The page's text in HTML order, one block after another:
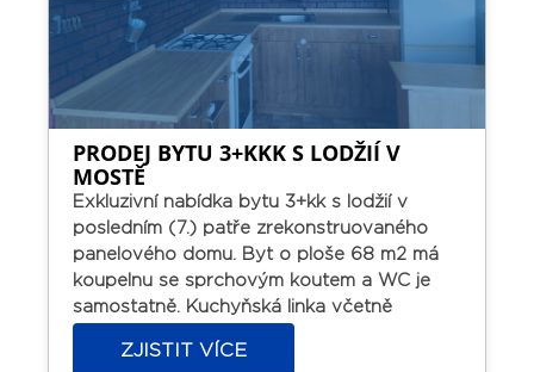
PRODEJ BYTU 3+KKK S LODŽIÍ V
MOSTĚ
Exkluzivní nabídka bytu 3+kk s lodžií v
posledním (7.) patře zrekonstruovaného
panelového domu. Byt o ploše 68 m2 má
koupelnu se sprchovým koutem a WC je
samostatně. Kuchyňská linka včetně
kombinovaného sporáku. Plastová okna.
tuto chvíli byt pronajat prověřeným
ZJISTIT VÍCE